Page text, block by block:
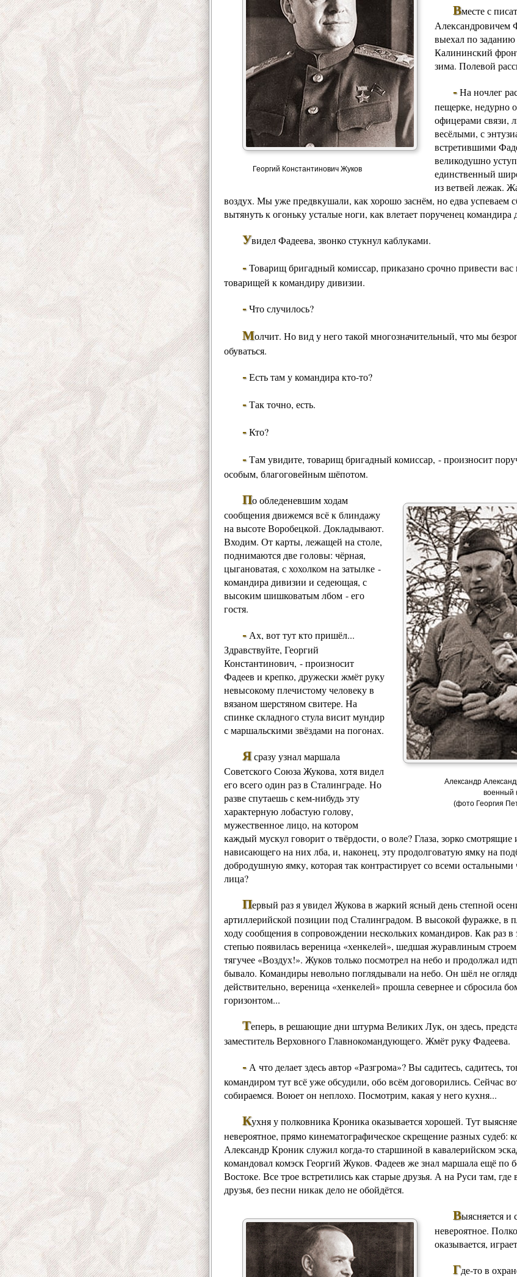
Георгий Константинович Жуков
Вместе с
Александровичем
выехал по
Калининский
зима. Полевой
-На ночлег
пещерке, недурно
офицерами связи,
весёлыми, с
встретившими
великодушно
единственный
из ветвей лежак.
воздух. Мы уже предвкушали, как хорошо заснём, но едва успеваем
вытянуть к огоньку усталые ноги, как влетает порученец командира
Увидел Фадеева, звонко стукнул каблуками.
-Товарищ бригадный комиссар, приказано срочно привести
товарищей к командиру дивизии.
-Что случилось?
Молчит. Но вид у него такой многозначительный, что мы
обуваться.
-Есть там у командира кто-то?
-Так точно, есть.
-Кто?
-Там увидите, товарищ бригадный комиссар, - произносит
особым, благоговейным шёпотом.
Александр
военный
(фото Георгия
По обледеневшим ходам
сообщения движемся всё к блиндажу
на высоте Воробецкой. Докладывают.
Входим. От карты, лежащей на столе,
поднимаются две головы: чёрная,
цыгановатая, с хохолком на затылке -
командира дивизии и седеющая, с
высоким шишковатым лбом - его
гостя.
-Ах, вот тут кто пришёл...
Здравствуйте, Георгий
Константинович, - произносит
Фадеев и крепко, дружески жмёт руку
невысокому плечистому человеку в
вязаном шерстяном свитере. На
спинке складного стула висит мундир
с маршальскими звёздами на погонах.
Ясразу узналмаршала
Советского Союза Жукова, хотя видел
его всего один раз в Сталинграде. Но
разве спутаешь с кем-нибудь эту
характерную лобастую голову,
мужественное лицо, на котором
каждый мускул говорит о твёрдости, о воле? Глаза, зорко смотрящие
нависающего на них лба, и, наконец, эту продолговатую ямку на
добродушную ямку, которая так контрастирует со всеми остальными
лица?
Первый раз я увидел Жукова в жаркий ясный день степной
артиллерийской позиции под Сталинградом. В высокой фуражке, в
ходу сообщения в сопровождении нескольких командиров. Как раз
степью появилась вереница «хенкелей», шедшая журавлиным
тягучее «Воздух!». Жуков только посмотрел на небо и продолжал
бывало. Командиры невольно поглядывали на небо. Он шёл не
действительно, вереница «хенкелей» прошла севернее и сбросила
горизонтом...
Теперь, в решающие дни штурма Великих Лук, он здесь,
заместитель Верховного Главнокомандующего. Жмёт руку Фадеева.
-А что делает здесьавтор «Разгрома»? Вы садитесь, садитесь,
командиром тут всё уже обсудили, обо всём договорились. Сейчас
собираемся. Воюет он неплохо. Посмотрим, какая у него кухня...
Кухня уполковника Кроника оказывается хорошей. Тут
невероятное, прямо кинематографическое скрещение разных судеб:
Александр Кроникслужил когда-то старшиной в кавалерийском
командовал комэскГеоргий Жуков. Фадеев же знал маршала ещё по
Востоке. Все трое встретились как старые друзья. А на Руси там, где
друзья, без песни никак дело не обойдётся.
Выясняется и
невероятное.
оказывается,
Где-то в